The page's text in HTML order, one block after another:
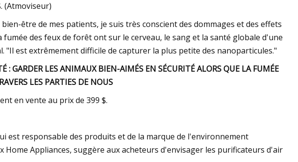
(Atmoviseur)
être de mes patients, je suis très conscient des dommages et des effets
des feux de forêt ont sur le cerveau, le sang et la santé globale d'une
"Il est extrêmement difficile de capturer la plus petite des nanoparticules."
GARDER LES ANIMAUX BIEN-AIMÉS EN SÉCURITÉ ALORS QUE LA FUMÉE
LES PARTIES DE NOUS
en vente au prix de 399 $.
est responsable des produits et de la marque de l'environnement
Appliances, suggère aux acheteurs d'envisager les purificateurs d'air